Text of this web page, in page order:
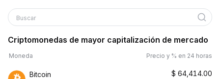
Buscar
Criptomonedas de mayor capitalización de mercado
Moneda Precio y % en 24 horas
Bitcoin $ 64,414.00